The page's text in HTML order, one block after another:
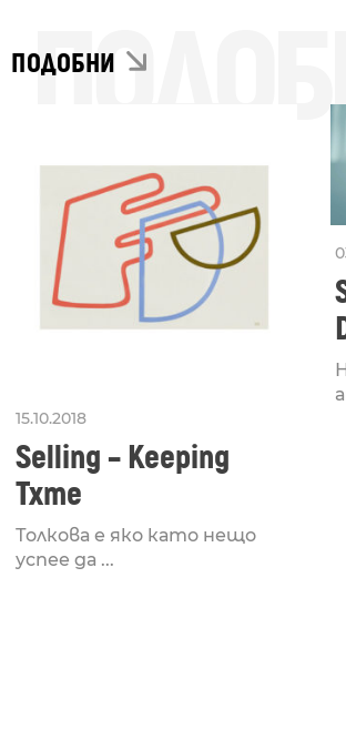
ПОДОБНИ
15.10.2018
Selling – Keeping
Txme
Толкова е яко като нещо
успее да ...